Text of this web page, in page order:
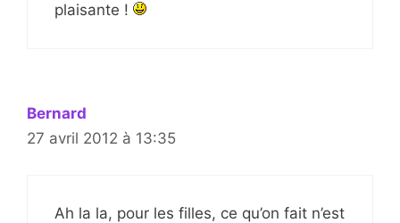
plaisante !
Bernard
27 avril 2012 à 13:35
Ah la la, pour les filles, ce qu’on fait n’est